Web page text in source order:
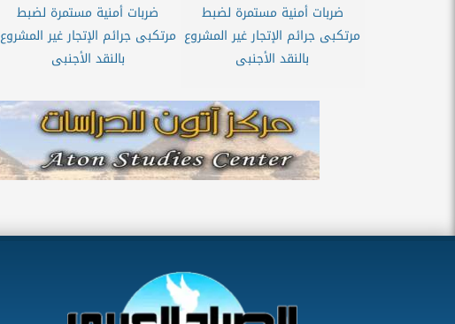
ضربات أمنية مستمرة لضبط
مرتكبى جرائم الإتجار غير المشروع
بالنقد الأجنبى
ضربات أمنية مستمرة لضبط
مرتكبى جرائم الإتجار غير المشروع
بالنقد الأجنبى